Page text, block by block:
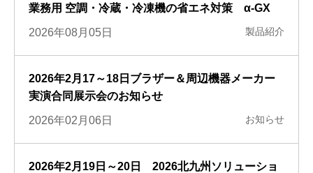
業務用 空調・冷蔵・冷凍機の省エネ対策 α-GX
2026年08月05日 製品紹介
2026年2月17～18日ブラザー＆周辺機器メーカー
実演合同展示会のお知らせ
2026年02月06日 お知らせ
2026年2月19日～20日 2026北九州ソリューショ